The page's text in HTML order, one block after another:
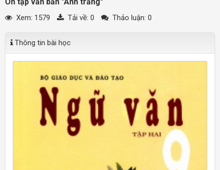
Xem: 1579 Tải về: 0 Thảo luận: 0
Thông tin bài học